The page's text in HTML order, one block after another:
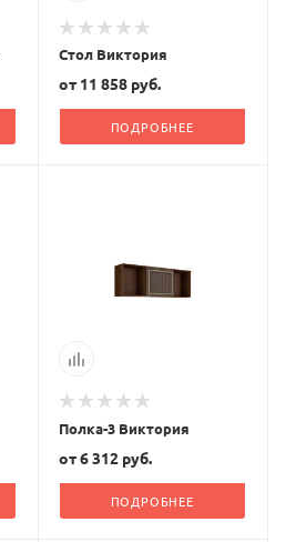
Стол Виктория
от 11 858 руб.
ПОДРОБНЕЕ
Полка-3 Виктория
от6 312 руб.
ПОДРОБНЕЕ